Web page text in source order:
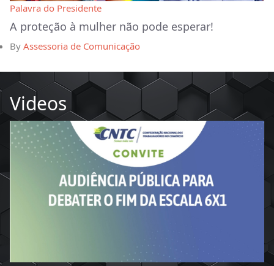
Palavra do Presidente
A proteção à mulher não pode esperar!
By Assessoria de Comunicação
Videos